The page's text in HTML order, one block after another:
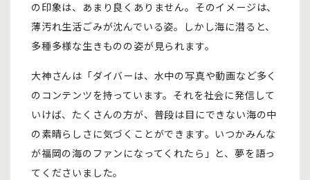
の印象は、あまり良くありません。そのイメージは、
薄汚れ生活ごみが沈んでいる姿。しかし海に潜ると、
多種多様な生きものの姿が見られます。
大神さんは「ダイバーは、水中の写真や動画など多く
のコンテンツを持っています。それを社会に発信して
いけば、たくさんの方が、普段は目にできない海の中
の素晴らしさに気づくことができます。いつかみんな
が福岡の海のファンになってくれたら」と、夢を語っ
てくださいました。